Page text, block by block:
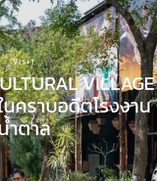
VISIT
VILLAGE
คราบอดีตโรงงาน
ำตาล